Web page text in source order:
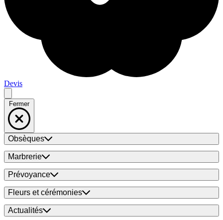
Devis
Fermer
Obsèques
Marbrerie
Prévoyance
Fleurs et cérémonies
Actualités